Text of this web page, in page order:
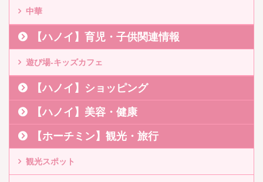
中華
【ハノイ】育児・子供関連情報
遊び場-キッズカフェ
【ハノイ】ショッピング
【ハノイ】美容・健康
【ホーチミン】観光・旅行
観光スポット